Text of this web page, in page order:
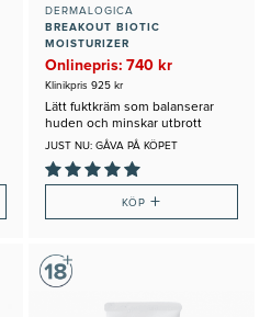
DERMALOGICA
BREAKOUT BIOTIC
MOISTURIZER
Onlinepris: 740 kr
Klinikpris 925 kr
Lätt fuktkräm som balanserar
huden och minskar utbrott
JUST NU: GÅVA PÅ KÖPET
KÖP +